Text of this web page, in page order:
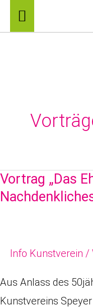
ZumHauptmenü
Vortrag „Das
Info Kunstverein /
Aus Anlass des
Kunstvereins
Vortrag
„Das
Nachdenkliches